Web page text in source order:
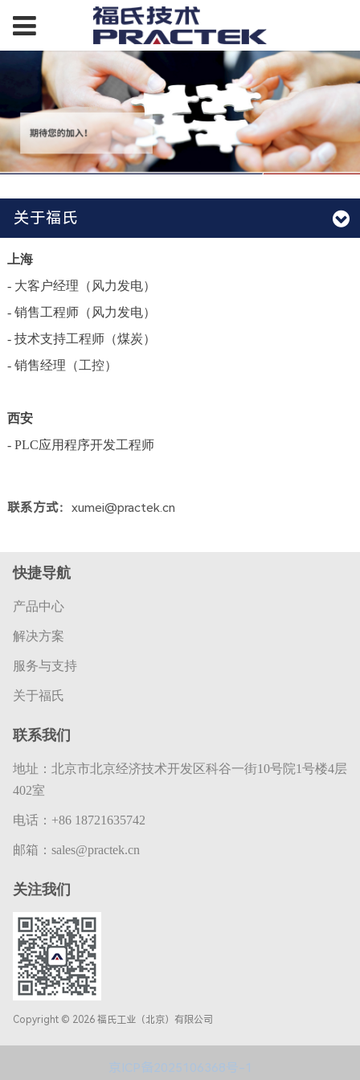
关于福氏
上海
- 大客户经理（风力发电）
- 销售工程师（风力发电）
- 技术支持工程师（煤炭）
- 销售经理（工控）
西安
- PLC应用程序开发工程师
联系方式： xumei@practek.cn
快捷导航
产品中心
解决方案
服务与支持
关于福氏
联系我们
地址： 北京市北京经济技术开发区科谷一街10号院1号楼4层
402室
电话： +86 18721635742
邮箱： sales@practek.cn
关注我们
Copyright © 2026 福氏工业（北京）有限公司
京ICP备2025106368号-1